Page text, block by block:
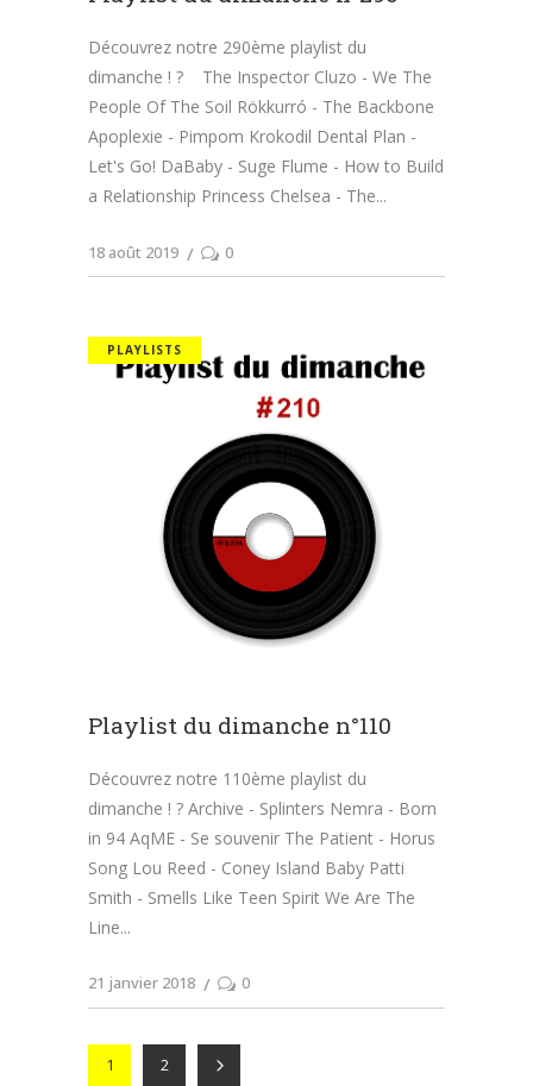
Découvrez notre 290ème playlist du
dimanche ! ? The Inspector Cluzo - We The
People Of The Soil Rökkurró - The Backbone
Apoplexie - Pimpom Krokodil Dental Plan -
Let's Go! DaBaby - Suge Flume - How to Build
a Relationship Princess Chelsea - The
18 août 2019 0
PLAYLISTS
Playlist du dimanche n°110
Découvrez notre 110ème playlist du
dimanche ! ? Archive - Splinters Nemra - Born
in 94 AqME - Se souvenir The Patient - Horus
Song Lou Reed - Coney Island Baby Patti
Smith - Smells Like Teen Spirit We Are The
Line
21 janvier 2018 0
1 2